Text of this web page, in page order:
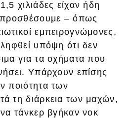
χιλιάδες είχαν ήδη
– όπως
εμπειρογνώμονες,
υπόψη ότι δεν
για τα οχήματα που
Υπάρχουν επίσης
ποιότητα των
τη διάρκεια των μαχών,
τάνκερ βγήκαν νοκ